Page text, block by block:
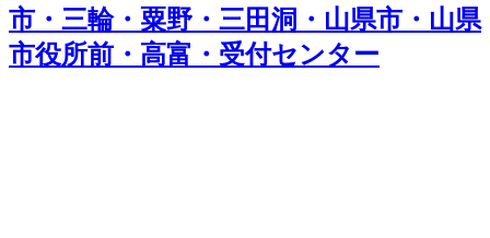
市・三輪・粟野・三田洞・山県市・山県
市役所前・高富・受付センター